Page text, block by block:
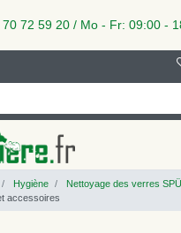
72 59 20 / Mo - Fr: 09:00 -
Hygiène
Nettoyage des verres
accessoires